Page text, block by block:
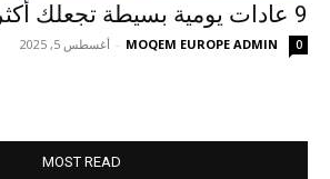
9 عادات يومية بسيطة تجعلك أكثر ذكاء وإبداعا
MOQEM EUROPE ADMIN
- أغسطس 5, 2025 0
MOST READ